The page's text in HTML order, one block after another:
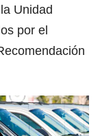
Unidad
por el